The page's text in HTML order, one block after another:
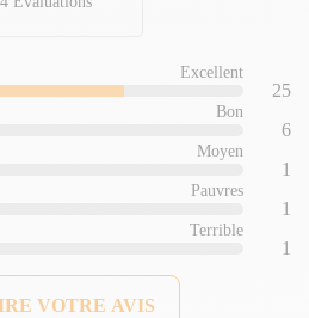
Excellent
25
Bon
6
Moyen
1
Pauvres
1
Terrible
1
VOTRE AVIS